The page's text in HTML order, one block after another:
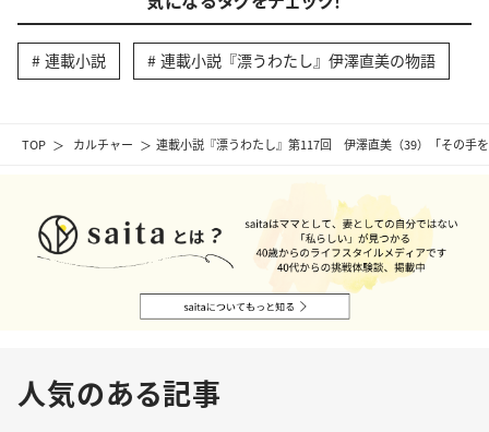
TOP カルチャー 連載小説『漂うわたし』第117回 伊澤直美（39）「その手
連載小説 連載小説『漂うわたし』伊澤直美の物語
人気のある記事